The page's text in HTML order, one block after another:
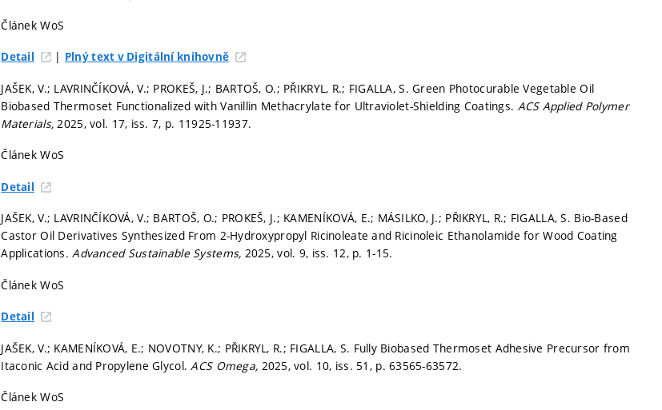
Článek WoS
Detail | Plný text v Digitální knihovně
JAŠEK, V.; LAVRINČÍKOVÁ, V.; PROKEŠ, J.; BARTOŠ, O.; PŘIKRYL, R.; FIGALLA, S. Green Photocurable Vegetable Oil
Biobased Thermoset Functionalized with Vanillin Methacrylate for Ultraviolet-Shielding Coatings. ACS Applied Polymer
Materials, 2025, vol. 17, iss. 7, p. 11925-11937.
Článek WoS
Detail
JAŠEK, V.; LAVRINČÍKOVÁ, V.; BARTOŠ, O.; PROKEŠ, J.; KAMENÍKOVÁ, E.; MÁSILKO, J.; PŘIKRYL, R.; FIGALLA, S. Bio-Based
Castor Oil Derivatives Synthesized From 2-Hydroxypropyl Ricinoleate and Ricinoleic Ethanolamide for Wood Coating
Applications.Advanced Sustainable Systems, 2025, vol. 9, iss. 12, p. 1-15.
Článek WoS
Detail
JAŠEK, V.; KAMENÍKOVÁ, E.; NOVOTNY, K.; PŘIKRYL, R.; FIGALLA, S. Fully Biobased Thermoset Adhesive Precursor from
Itaconic Acid and Propylene Glycol.ACS Omega, 2025, vol. 10, iss. 51, p. 63565-63572.
Článek WoS